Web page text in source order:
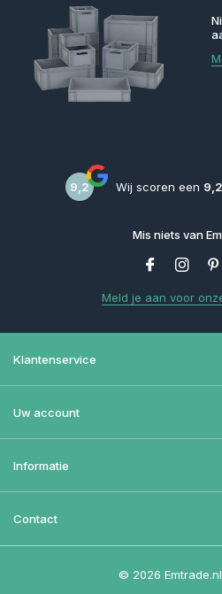
9,2 Wij scoren een 9,2
Mis niets van
Meld je aan voor
Klantenservice
Uw account
Informatie
Contact
© 2026 Emtrade.nl